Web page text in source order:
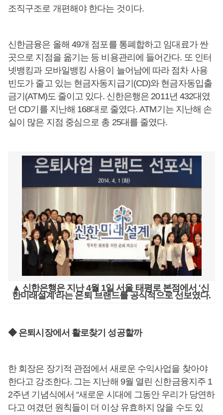
조직구조로 개편해야 한다는 것이다.
신한금융은 올해 49개 점포를 통폐합하고 임대료가 싼
곳으로 지점을 옮기는 등 비용관리에 들어간다. 또 인터
넷뱅킹과 모바일뱅킹 사용이 늘어남에 따라 점차 사용
빈도가 줄고 있는 현금자동지급기(CD)와 현금자동입출
금기(ATM)도 줄이고 있다. 신한은행은 2011년 432대였
던 CD기를 지난해 168대로 줄였다. ATM기는 지난해 손
실이 많은 지점 중심으로 총 25대를 줄였다.
▲ 신한은행은 지난 4월 1일 서울 태평로 본점에서 '신
한미래설계'라는 은퇴 브랜드를 공식적으로 선보였다.
◆ 은퇴시장에서 활로찾기 성공할까
한 회장은 장기적 관점에서 새로운 수익사업을 찾아야
한다고 강조한다. 그는 지난해 9월 열린 신한금융지주 1
2주년 기념식에서 “새로운 시대에 그동안 우리가 당연하
다고 여겼던 원칙들이 더 이상 유효하지 않을 수도 있